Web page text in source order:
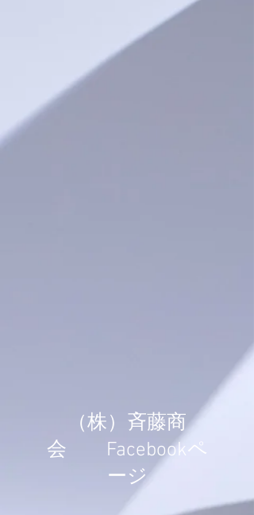
​（株）斉藤商
会 Facebookペ
ージ